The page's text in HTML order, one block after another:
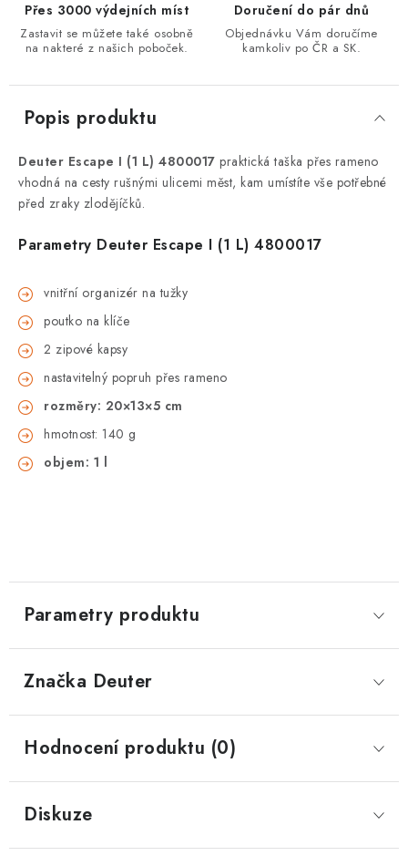
Přes 3000 výdejních míst
Zastavit se můžete také osobně
na nakteré z našich poboček.
Doručení do pár dnů
Objednávku Vám doručíme
kamkoliv po ČR a SK.
Popis produktu
Deuter Escape I (1 L) 4800017 praktická taška přes rameno
vhodná na cesty rušnými ulicemi měst, kam umístíte vše potřebné
před zraky zlodějíčků.
Parametry Deuter Escape I (1 L) 4800017
vnitřní organizér na tužky
poutko na klíče
2 zipové kapsy
nastavitelný popruh přes rameno
rozměry: 20×13×5 cm
hmotnost: 140 g
objem: 1 l
Parametry produktu
Značka Deuter
Hodnocení produktu (0)
Diskuze